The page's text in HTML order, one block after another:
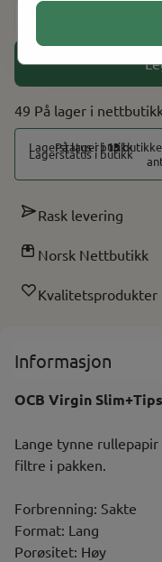
49 På lager
På lager i13
Rask levering
Norsk Nettbutikk
Kvalitetsprodukter
Informasjon
OCB Virgin
Lange tynne
filtre i pakken.
Forbrenning: Sakte
Format: Lang
Porøsitet: Høy